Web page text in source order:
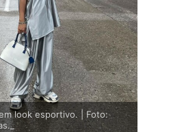
look esportivo. | Foto: